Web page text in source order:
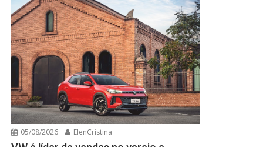
05/08/2026 ElenCristina